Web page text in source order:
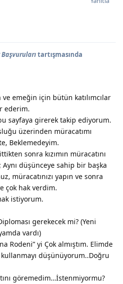
tartışmasında
emeğin için bütün katılımcılar
ederim.
sayfaya girerek takip ediyorum.
üzerinden müracatımı
Beklemedeyim.
sonra kızımın müracatını
düşünceye sahip bir başka
müracatınızı yapın ve sonra
çok hak verdim.
istiyorum.
gerekecek mi? (Yeni
vardı)
Rodeni” yi Çok almıştım. Elimde
düşünüyorum..Doğru
göremedim…İstenmiyormu?